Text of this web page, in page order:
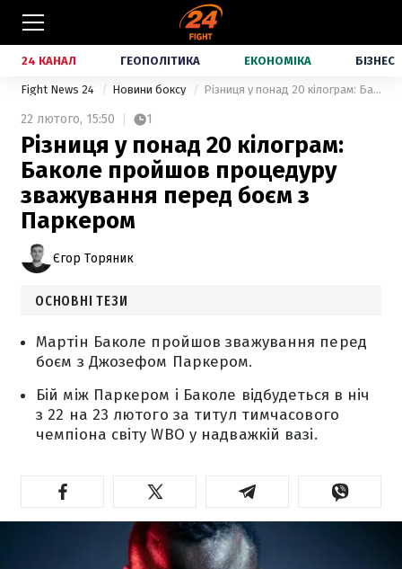
24 КАНАЛ ГЕОПОЛІТИКА ЕКОНОМІКА БІЗНЕС
Fight News 24 Новини боксу Різниця у понад 20 кілограм: Баколе пройшов процедуру зважування перед боєм з Паркером
22 лютого, 15:50 1
Різниця у понад 20 кілограм:
Баколе пройшов процедуру
зважування перед боєм з
Паркером
Єгор Торяник
ОСНОВНІ ТЕЗИ
Мартін Баколе пройшов зважування перед
боєм з Джозефом Паркером.
Бій між Паркером і Баколе відбудеться в ніч
з 22 на 23 лютого за титул тимчасового
чемпіона світу WBO у надважкій вазі.